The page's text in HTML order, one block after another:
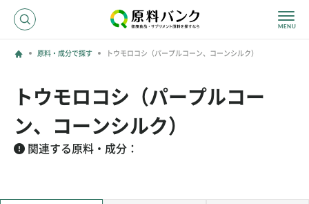
サプライヤーの方へ
新規登録
原料・成分で探す トウモロコシ（パープルコーン、コーンシルク）
トウモロコシ（パープルコー
ン、コーンシルク）
関連する原料・成分：